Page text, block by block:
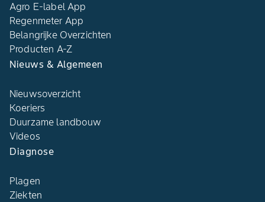
Agro E-label App
Regenmeter App
Belangrijke Overzichten
Producten A-Z
Nieuws & Algemeen
Nieuwsoverzicht
Koeriers
Duurzame landbouw
Videos
Diagnose
Plagen
Ziekten